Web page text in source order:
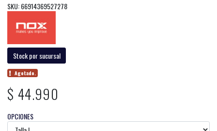
SKU: 66914369527278
Stock por sucursal
Agotado.
$ 44.990
OPCIONES